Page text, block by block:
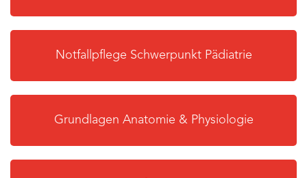
Notfallpflege Schwerpunkt Pädiatrie
Grundlagen Anatomie & Physiologie